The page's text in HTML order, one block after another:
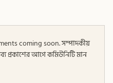
coming soon. সম্পাদকীয়
প্রকাশের আগে কমিউনিটি মান